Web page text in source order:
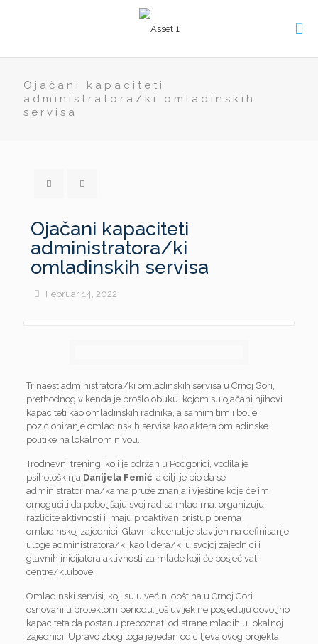
Ojačani kapaciteti
administratora/ki omladinskih
servisa
Ojačani kapaciteti
administratora/ki
omladinskih servisa
Februar 14, 2022
Trinaest administratora/ki omladinskih servisa u Crnoj Gori,
prethodnog vikenda je prošlo obuku kojom su ojačani njihovi
kapaciteti kao omladinskih radnika, a samim tim i bolje
pozicioniranje omladinskih servisa kao aktera omladinske
politike na lokalnom nivou.
Trodnevni trening, koji je održan u Podgorici, vodila je
psihološkinja Danijela Femić, a cilj je bio da se
administratorima/kama pruže znanja i vještine koje će im
omogućiti da poboljšaju svoj rad sa mladima, organizuju
različite aktivnosti i imaju proaktivan pristup prema
omladinskoj zajednici. Glavni akcenat je stavljen na definisanje
uloge administratora/ki kao lidera/ki u svojoj zajednici i
glavnih inicijatora aktivnosti za mlade koji će posjećivati
centre/klubove.
Omladinski servisi, koji su u većini opština u Crnoj Gori
osnovani u proteklom periodu, još uvijek ne posjeduju dovoljno
kapaciteta da postanu prepoznati od strane mladih u lokalnoj
zajednici. Upravo zbog toga je jedan od ciljeva ovog projekta